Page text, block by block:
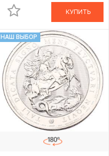
КУПИТЬ
НАШ ВЫБОР